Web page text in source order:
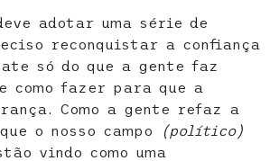
adotar uma série de
reconquistar a confiança
só do que a gente faz
como fazer para que a
Como a gente refaz a
o nosso campo
(político)
vindo como uma